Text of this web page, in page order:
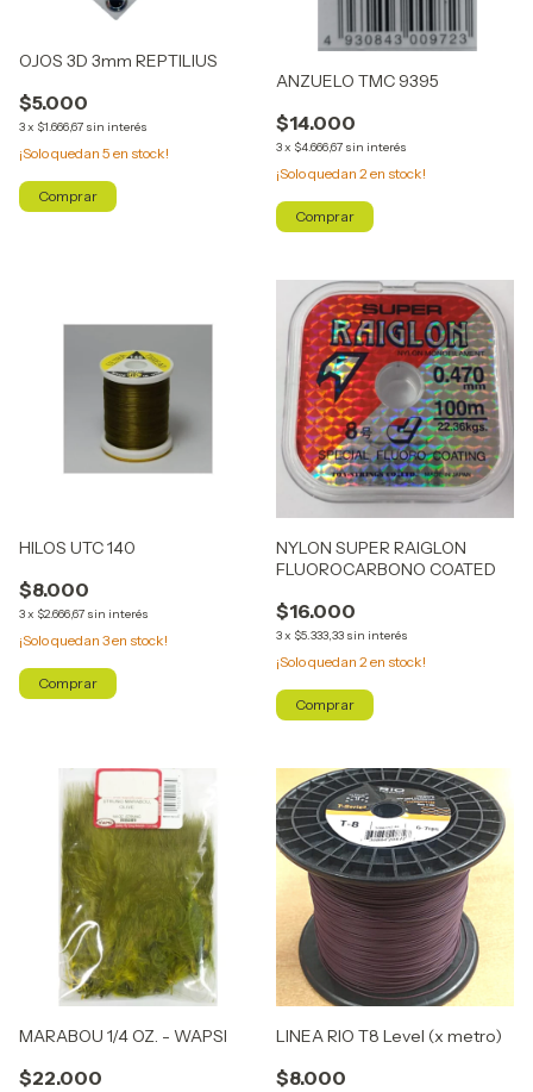
OJOS 3D 3mm REPTILIUS
$5.000
3x $1.666,67 sin interés
¡Solo quedan 5 en stock!
Comprar
ANZUELO TMC 9395
$14.000
3x $4.666,67 sin interés
¡Solo quedan 2en stock!
Comprar
HILOS UTC 140
$8.000
3x $2.666,67 sin interés
¡Solo quedan 3en stock!
Comprar
NYLON SUPER RAIGLON
FLUOROCARBONO COATED
$16.000
3x $5.333,33 sin interés
¡Solo quedan 2en stock!
Comprar
MARABOU 1/4 OZ. - WAPSI
$22.000
LINEA RIO T8 Level (x metro)
$8.000